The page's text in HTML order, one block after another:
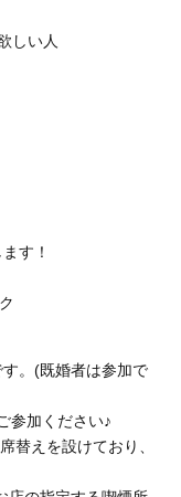
しい人
す！
。(既婚者は参加で
参加ください♪
替えを設けており、